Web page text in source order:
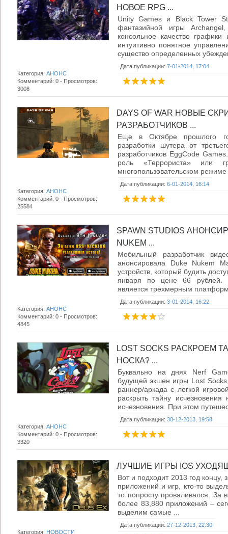
НОВОЕ RPG ...
Unity Games и Black Tower
фантазийной игры
консольное качество
интуитивно понятное
существо определенных
Дата публикации: 7-01-2014, 17:04
Категория: АНОНС
Комментарий: 0 - Просмотров:
3008
DAYS OF WAR НОВЫЕ
РАЗРАБОТЧИКОВ ...
Еще в Октябре прошлого
разработки шутера от
разработчиков EggCode
роль «Террориста» или
многопользовательском
Дата публикации: 6-01-2014, 16:14
Категория: АНОНС
Комментарий: 0 - Просмотров:
25584
SPAWN STUDIOS
NUKEM ...
Мобильный разработчик
анонсировала Duke Nukem
устройств, который будить
января по цене 66 рублей.
является трехмерным
Дата публикации: 3-01-2014, 16:22
Категория: АНОНС
Комментарий: 0 - Просмотров:
4845
LOST SOCKS РАСКРОЕМ
НОСКА? ...
Буквально на днях Nerf
будущей экшен игры Lost
раннер/аркада с легкой
раскрыть тайну
исчезновения. При этом
Дата публикации: 30-12-2013, 19:58
Категория: АНОНС
Комментарий: 0 - Просмотров:
3320
ЛУЧШИЕ ИГРЫ IOS
Вот и подходит 2013 год концу,
приложений и игр, кто-то
то попросту проваливался. За
более 83,880 приложений –
выделим самые ...
Дата публикации: 27-12-2013, 22:30
Категория: НОВОСТИ